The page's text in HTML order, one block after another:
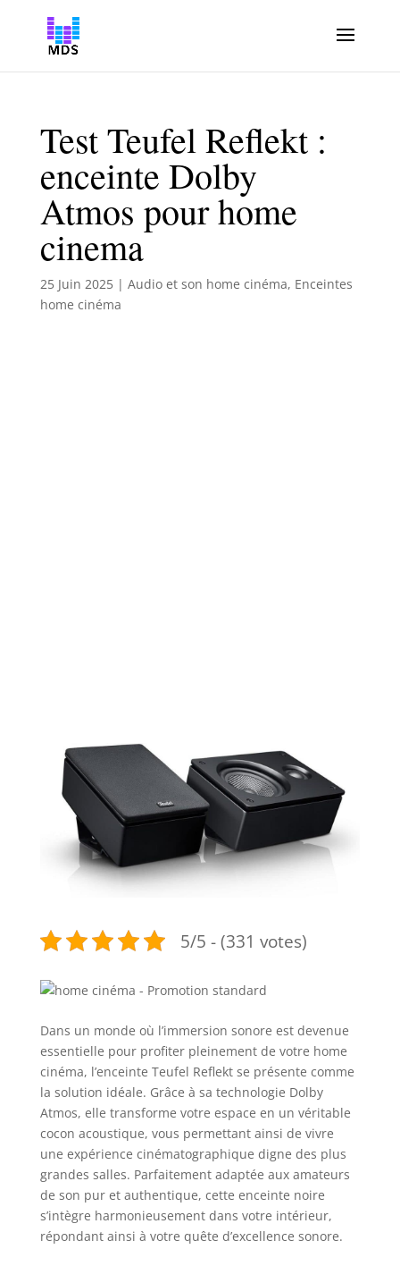
Test Teufel Reflekt :
enceinte Dolby
Atmos pour home
cinema
25 Juin 2025| Audio et son home cinéma, Enceintes
home cinéma
5/5 - (331 votes)
Dans un monde où l’immersion sonore est devenue
essentielle pour profiter pleinement de votre home
cinéma, l’enceinte Teufel Reflekt se présente comme
la solution idéale. Grâce à sa technologie Dolby
Atmos, elle transforme votre espace en un véritable
cocon acoustique, vous permettant ainsi de vivre
une expérience cinématographique digne des plus
grandes salles. Parfaitement adaptée aux amateurs
de son pur et authentique, cette enceinte noire
s’intègre harmonieusement dans votre intérieur,
répondant ainsi à votre quête d’excellence sonore.